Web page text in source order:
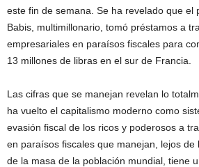
este fin de semana. Se ha revelado que el
Babis, multimillonario, tomó préstamos a
empresariales en paraísos fiscales para
13 millones de libras en el sur de Francia.
Las cifras que se manejan revelan lo
ha vuelto el capitalismo moderno como
evasión fiscal de los ricos y poderosos a
en paraísos fiscales que manejan, lejos de
de la masa de la población mundial, tiene